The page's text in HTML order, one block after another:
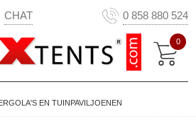
CHAT 0 858 880 524
0
EN TUINPAVILJOENEN